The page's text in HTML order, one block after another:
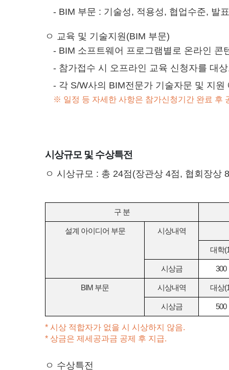
- BIM 부문 : 기술성, 적용성, 협업수준, 발
ㅇ 교육 및 기술지원(BIM 부문)
- BIM 소프트웨어 프로그램별로 온라인 콘
- 참가접수 시 오프라인 교육 신청자를 대
- 각 S/W사의 BIM전문가 기술자문 및 지원
※ 일정 등 자세한 사항은 참가신청기간 완료 후
시상규모 및 수상특전
ㅇ 시상규모 : 총 24점(장관상 4점, 협회장상
구 분
설계 아이디어 부문 시상내역
대학
시상금 300
BIM 부문 시상내역 대상
시상금 500
* 시상 적합자가 없을 시 시상하지 않음.
* 상금은 제세공과금 공제 후 지급.
ㅇ 수상특전